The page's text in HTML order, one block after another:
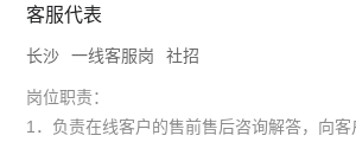
客服代表
长沙 一线客服岗 社招
岗位职责：
1．负责在线客户的售前售后咨询解答，向客